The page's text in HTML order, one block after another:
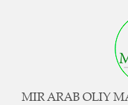
MIR ARAB OLIY